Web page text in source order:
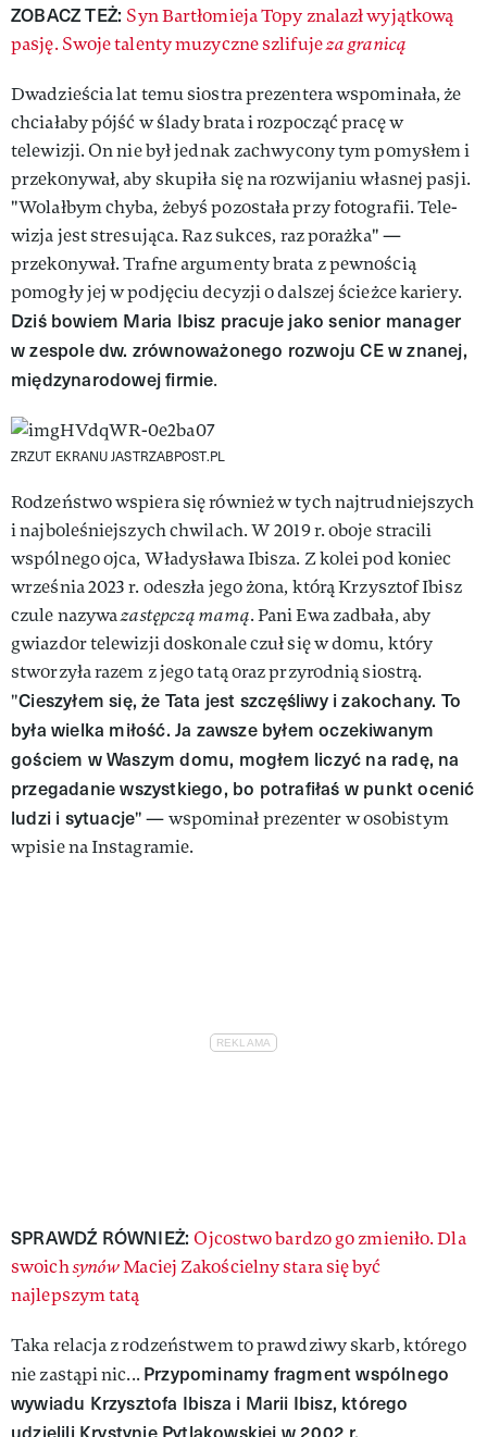
ZOBACZ TEŻ: Syn Bartłomieja Topy znalazł wyjątkową
pasję. Swoje talenty muzyczne szlifujeza granicą
Dwadzieścia lat temu siostra prezentera wspominała, że
chciałaby pójść w ślady brata i rozpocząć pracę w
telewizji. On nie był jednak zachwycony tym pomysłem i
przekonywał, aby skupiła się na rozwijaniu własnej pasji.
"Wo­lał­bym chy­ba, że­byś po­zo­sta­ła przy fo­to­gra­fii. Te­le­
wi­zja jest stre­su­ją­ca. Raz suk­ces, raz porażka" —
przekonywał. Trafne argumenty brata z pewnością
pomogły jej w podjęciu decyzji o dalszej ścieżce kariery.
Dziś bowiem Maria Ibisz pracuje jako senior manager
w zespole dw. zrównoważonego rozwoju CE w znanej,
międzynarodowej firmie.
ZRZUT EKRANU JASTRZABPOST.PL
Rodzeństwo wspiera się również w tych najtrudniejszych
i najboleśniejszych chwilach. W 2019 r. oboje stracili
wspólnego ojca, Władysława Ibisza. Z kolei pod koniec
września 2023 r. odeszła jego żona, którą Krzysztof Ibisz
czule nazywazastępczą mamą. Pani Ewa zadbała, aby
gwiazdor telewizji doskonale czuł się w domu, który
stworzyła razem z jego tatą oraz przyrodnią siostrą.
"Cieszyłem się, że Tata jest szczęśliwy i zakochany. To
była wielka miłość. Ja zawsze byłem oczekiwanym
gościem w Waszym domu, mogłem liczyć na radę, na
przegadanie wszystkiego, bo potrafiłaś w punkt ocenić
ludzi i sytuacje" — wspominał prezenter w osobistym
wpisie na Instagramie.
SPRAWDŹ RÓWNIEŻ:Ojcostwo bardzo go zmieniło. Dla
swoichsynówMaciej Zakościelny stara się być
najlepszym tatą
Taka relacja z rodzeństwem to prawdziwy skarb, którego
nie zastąpi nic... Przypominamy fragment wspólnego
wywiadu Krzysztofa Ibisza i Marii Ibisz, którego
udzielili Krystynie Pytlakowskiej w 2002 r.